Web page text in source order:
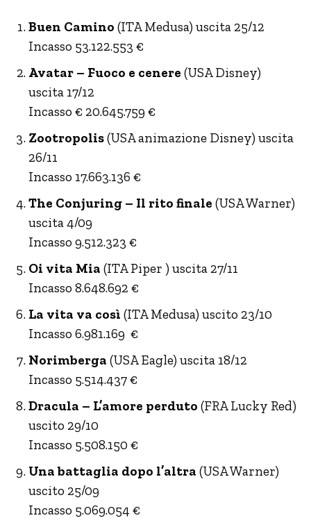
Buen Camino (ITA Medusa) uscita 25/12
Incasso 53.122.553 €
Avatar – Fuoco e cenere (USA Disney)
uscita 17/12
Incasso € 20.645.759 €
Zootropolis(USA animazione Disney) uscita
26/11
Incasso 17.663.136 €
The Conjuring – Il rito finale (USA Warner)
uscita 4/09
Incasso 9.512.323 €
Oi vita Mia (ITA Piper ) uscita 27/11
Incasso 8.648.692 €
La vita va così (ITA Medusa) uscito 23/10
Incasso 6.981.169 €
Norimberga (USA Eagle) uscita 18/12
Incasso 5.514.437 €
Dracula – L’amore perduto (FRA Lucky Red)
uscito 29/10
Incasso 5.508.150 €
Una battaglia dopo l’altra (USA Warner)
uscito 25/09
Incasso 5.069.054 €